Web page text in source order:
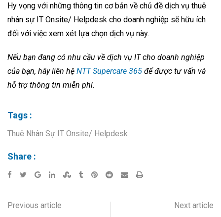
Hy vọng với những thông tin cơ bản về chủ đề dịch vụ thuê
nhân sự IT Onsite/ Helpdesk cho doanh nghiệp sẽ hữu ích
đối với việc xem xét lựa chọn dịch vụ này.
Nếu bạn đang có nhu cầu về dịch vụ IT cho doanh nghiệp
của bạn, hãy liên hệ NTT Supercare 365 để được tư vấn và
hỗ trợ thông tin miễn phí.
Tags :
Thuê Nhân Sự IT Onsite/ Helpdesk
Share :
Previous article Next article